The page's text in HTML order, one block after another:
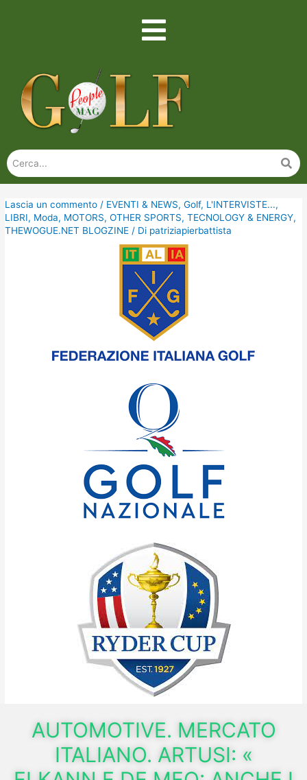
Lascia un commento / EVENTI & NEWS,Golf, L'INTERVISTE...,
LIBRI, Moda, MOTORS,OTHER SPORTS,TECNOLOGY & ENERGY,
THEWOGUE.NET BLOGZINE / Di patriziapierbattista
AUTOMOTIVE. MERCATO
ITALIANO. ARTUSI: «